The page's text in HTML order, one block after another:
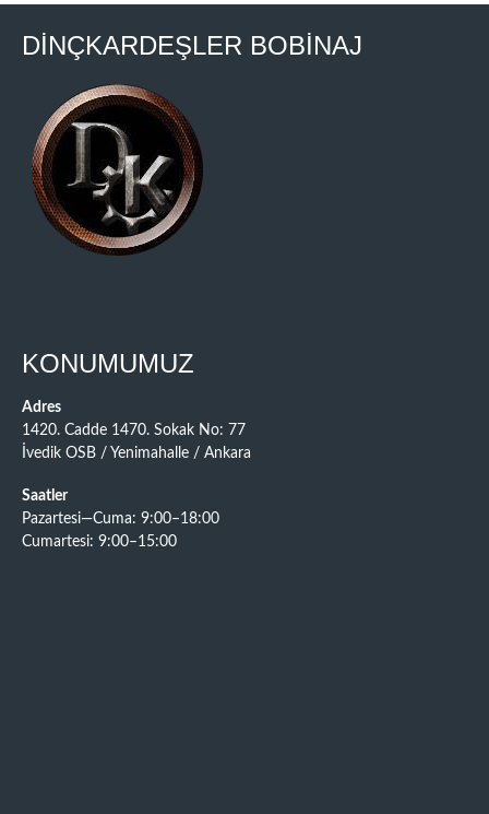
DİNÇKARDEŞLER BOBİNAJ
KONUMUMUZ
Adres
1420. Cadde 1470. Sokak No: 77
İvedik OSB / Yenimahalle / Ankara
Saatler
Pazartesi—Cuma: 9:00–18:00
Cumartesi: 9:00–15:00